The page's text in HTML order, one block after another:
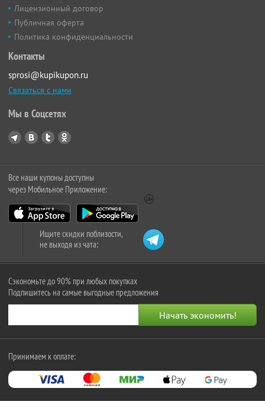
Лицензионный договор
Публичная оферта
Политика конфиденциальности
Контакты
sprosi@kupikupon.ru
Связаться с нами
Мы в Соцсетях
Все наши купоны доступны
через Мобильное Приложение:
Ищите скидки поблизости,
не выходя из чата:
Сэкономьте до 90% при любых покупках
Подпишитесь на самые выгодные предложения
Принимаем к оплате: